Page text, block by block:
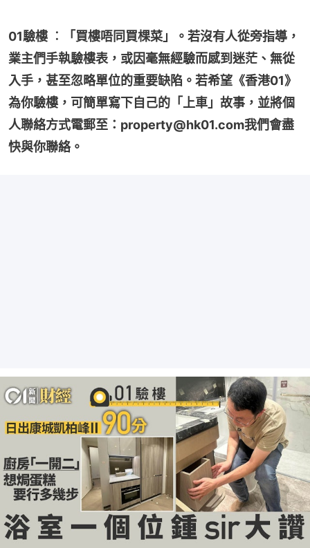
01驗樓 ︰「買樓唔同買棵菜」。若沒有人從旁指導，
業主們手執驗樓表，或因毫無經驗而感到迷茫、無從
入手，甚至忽略單位的重要缺陷。若希望《香港01》
為你驗樓，可簡單寫下自己的「上車」故事，並將個
人聯絡方式電郵至：property@hk01.com我們會盡
快與你聯絡。